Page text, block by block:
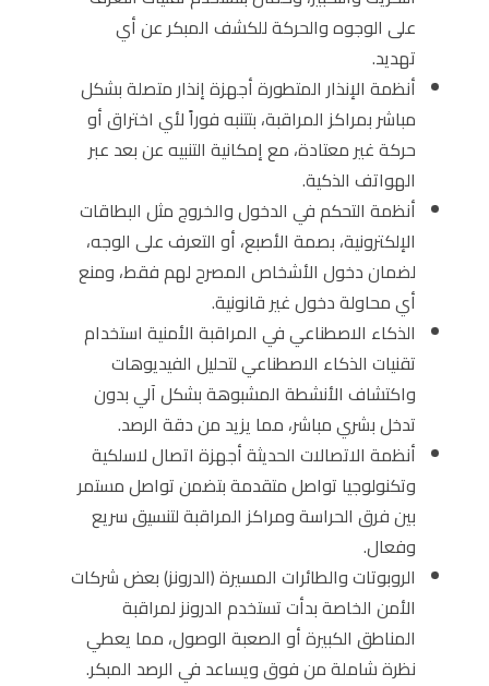
على الوجوه والحركة للكشف المبكر عن أي
تهديد.
أنظمة الإنذار المتطورة أجهزة إنذار متصلة بشكل
مباشر بمراكز المراقبة، بتتنبه فوراً لأي اختراق أو
حركة غير معتادة، مع إمكانية التنبيه عن بعد عبر
الهواتف الذكية.
أنظمة التحكم في الدخول والخروج مثل البطاقات
الإلكترونية، بصمة الأصبع، أو التعرف على الوجه،
لضمان دخول الأشخاص المصرح لهم فقط، ومنع
أي محاولة دخول غير قانونية.
الذكاء الاصطناعي في المراقبة الأمنية استخدام
تقنيات الذكاء الاصطناعي لتحليل الفيديوهات
واكتشاف الأنشطة المشبوهة بشكل آلي بدون
تدخل بشري مباشر، مما يزيد من دقة الرصد.
أنظمة الاتصالات الحديثة أجهزة اتصال لاسلكية
وتكنولوجيا تواصل متقدمة بتضمن تواصل مستمر
بين فرق الحراسة ومراكز المراقبة لتنسيق سريع
وفعال.
الروبوتات والطائرات المسيرة (الدرونز) بعض شركات
الأمن الخاصة بدأت تستخدم الدرونز لمراقبة
المناطق الكبيرة أو الصعبة الوصول، مما يعطي
نظرة شاملة من فوق ويساعد في الرصد المبكر.